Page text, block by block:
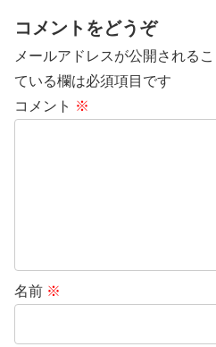
コメントをどうぞ
メールアドレスが公開されるこ
ている欄は必須項目です
コメント ※
名前 ※